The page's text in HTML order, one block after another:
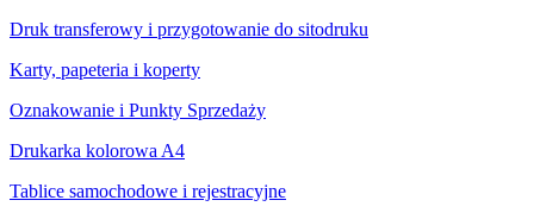
Druk transferowy i przygotowanie do sitodruku
Karty, papeteria i koperty
Oznakowanie i Punkty Sprzedaży
Drukarka kolorowa A4
Tablice samochodowe i rejestracyjne